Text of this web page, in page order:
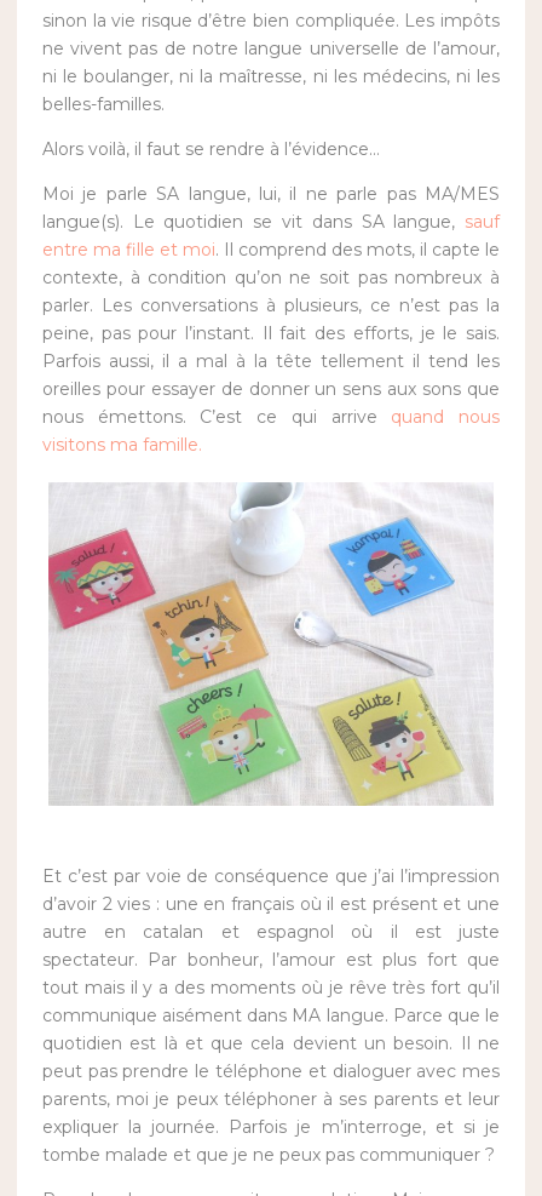
sinon la vie risque d’être bien compliquée. Les impôts
ne vivent pas de notre langue universelle de l’amour,
ni le boulanger, ni la maîtresse, ni les médecins, ni les
belles-familles.
Alors voilà, il faut se rendre à l’évidence…
Moi je parle SA langue, lui, il ne parle pas MA/MES
langue(s). Le quotidien se vit dans SA langue, sauf
entre ma fille et moi. Il comprend des mots, il capte le
contexte, à condition qu’on ne soit pas nombreux à
parler. Les conversations à plusieurs, ce n’est pas la
peine, pas pour l’instant. Il fait des efforts, je le sais.
Parfois aussi, il a mal à la tête tellement il tend les
oreilles pour essayer de donner un sens aux sons que
nous émettons. C’est ce qui arrive quand nous
visitons ma famille.
Et c’est par voie de conséquence que j’ai l’impression
d’avoir 2 vies : une en français où il est présent et une
autre en catalan et espagnol où il est juste
spectateur. Par bonheur, l’amour est plus fort que
tout mais il y a des moments où je rêve très fort qu’il
communique aisément dans MA langue. Parce que le
quotidien est là et que cela devient un besoin. Il ne
peut pas prendre le téléphone et dialoguer avec mes
parents, moi je peux téléphoner à ses parents et leur
expliquer la journée. Parfois je m’interroge, et si je
tombe malade et que je ne peux pas communiquer ?